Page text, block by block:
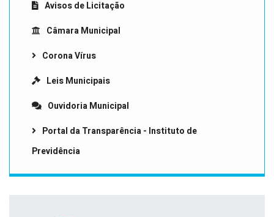
Avisos de Licitação
Câmara Municipal
Corona Vírus
Leis Municipais
Ouvidoria Municipal
Portal da Transparência - Instituto de
Previdência